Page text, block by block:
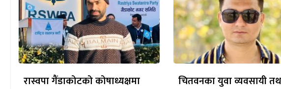
रास्वपा गैंडाकोटको कोषाध्यक्षमा
चितवनका युवा व्यवसायी